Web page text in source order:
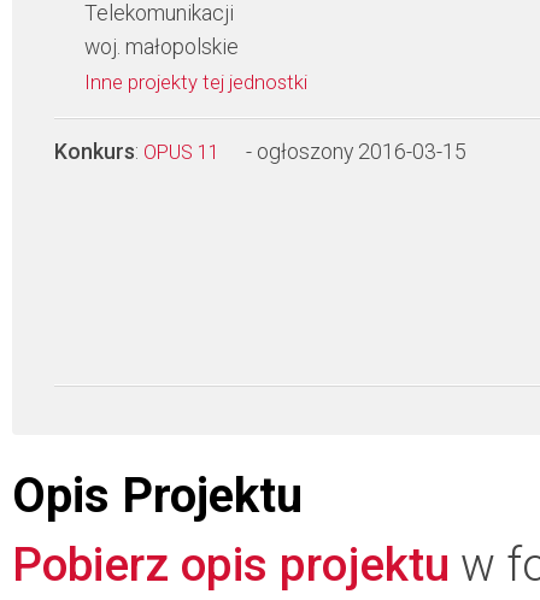
Telekomunikacji
woj. małopolskie
Inne projekty tej jednostki
Konkurs: OPUS 11 - ogłoszony 2016-03-15
Opis Projektu
Pobierz opis projektu w